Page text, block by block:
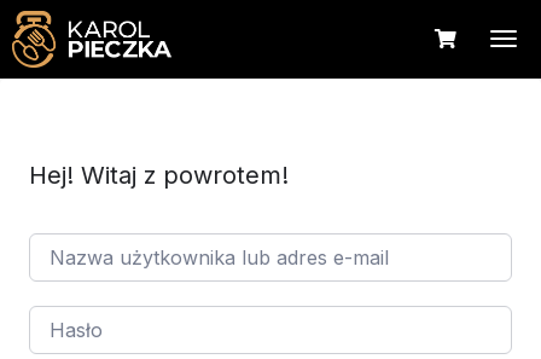
Hej! Witaj z powrotem!